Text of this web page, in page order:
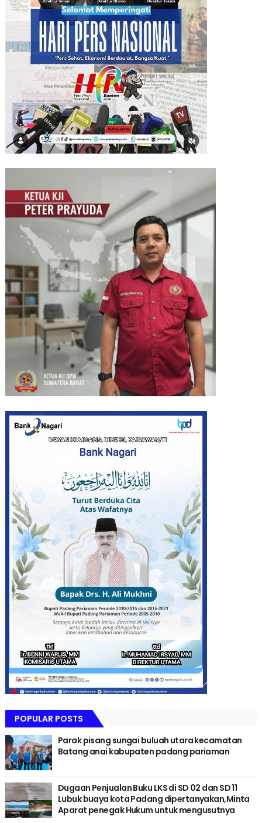
POPULAR POSTS
Parak pisang sungai buluah utara kecamatan
Batang anai kabupaten padang pariaman
Dugaan Penjualan Buku LKS di SD 02 dan SD 11
Lubuk buaya kota Padang dipertanyakan,Minta
Aparat penegak Hukum untuk mengusutnya